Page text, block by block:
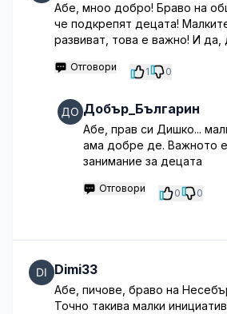
Абе, мноо добро! Браво на
че подкрепят децата!
развиват, това е важно! И да,
Отговори 1 0
Добър_Българин
Абе, прав си Дишко...
ама добре де. Важното
занимание за децата
Отговори 0 0
Dimi33
Абе, пичове, браво на
Точно такива малки